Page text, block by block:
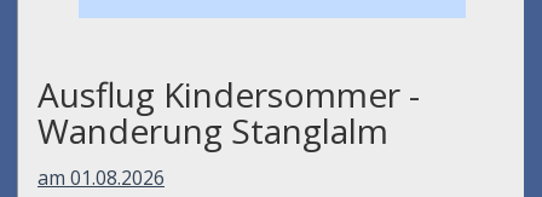
Ausflug Kindersommer -
Wanderung Stanglalm
am 01.08.2026